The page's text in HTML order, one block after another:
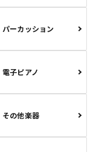
パーカッション
電子ピアノ
その他楽器